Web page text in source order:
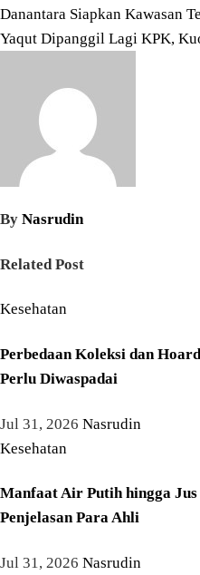
Navigasi
pos
Danantara Siapkan Kawasan
Yaqut Dipanggil Lagi KPK,
By Nasrudin
Related Post
Kesehatan
Perbedaan Koleksi dan
Perlu Diwaspadai
Jul 31, 2026 Nasrudin
Kesehatan
Manfaat Air Putih hingga
Penjelasan Para Ahli
Jul 31, 2026 Nasrudin